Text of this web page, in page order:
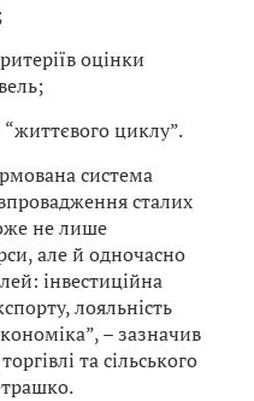
оцінки
“життєвого циклу”.
система
сталих
не лише
але й одночасно
інвестиційна
лояльність
– зазначив
та сільського